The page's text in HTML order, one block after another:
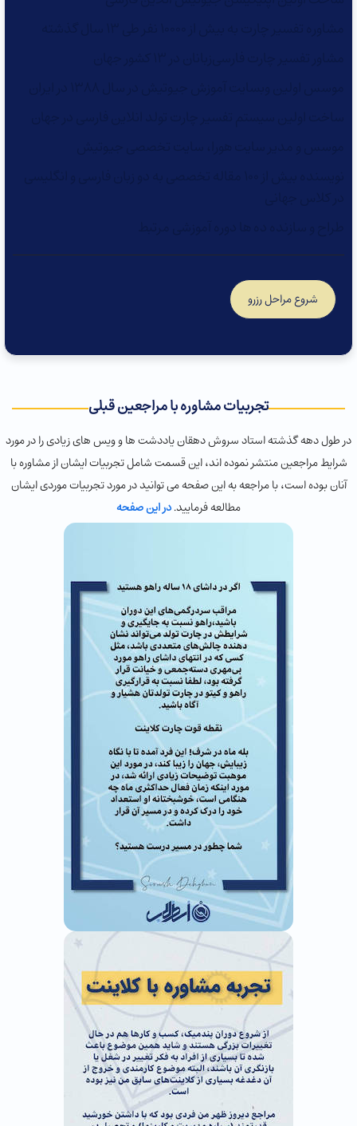
شروع مراحل رزرو
تجربیات مشاوره با مراجعین قبلی
در طول دهه گذشته استاد سروش دهقان یاددشت ها و ویس های زیادی را در مورد
شرایط مراجعین منتشر نموده اند، این قسمت شامل تجربیات ایشان از مشاوره با
آنان بوده است، با مراجعه به این صفحه می توانید در مورد تجربیات موردی ایشان
مطالعه فرمایید.در این صفحه